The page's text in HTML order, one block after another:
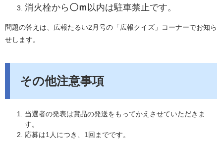
​消火栓から 〇ｍ 以内は駐車禁止です。
問題の答えは、広報たるい2月号の「広報クイズ」コーナーでお知ら
せします。
その他注意事項
当選者の発表は賞品の発送をもってかえさせていただきま
す。
応募は1人につき、1回までです。